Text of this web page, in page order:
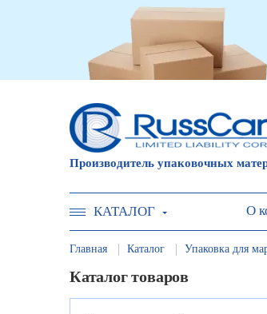
Производитель упаковочных
КАТАЛОГ О
Главная Каталог Упаковка для
Каталог товаров